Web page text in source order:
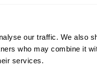
our traffic. We also
who may combine it
services.